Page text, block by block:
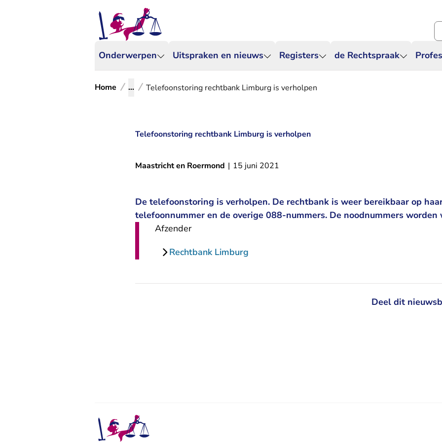
Onderwerpen Uitspraken en nieuws Registers de Rechtspraak
Home ... Telefoonstoring rechtbank Limburg is verholpen
Telefoonstoring rechtbank Limburg is verholpen
Maastricht en Roermond | 15 juni 2021
De telefoonstoring is verholpen. De rechtbank is weer bereikbaar op
telefoonnummer en de overige 088-nummers. De noodnummers worden
Afzender
Rechtbank Limburg
Deel dit